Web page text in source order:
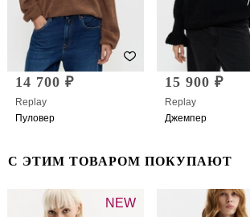
14 700 ₽
Replay
Пуловер
15 900 ₽
Replay
Джемпер
С ЭТИМ ТОВАРОМ ПОКУПАЮТ
NEW